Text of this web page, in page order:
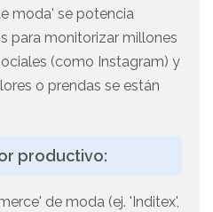
moda' se potencia
para monitorizar millones
(como Instagram) y
o prendas se están
productivo:
de moda (ej. 'Inditex',